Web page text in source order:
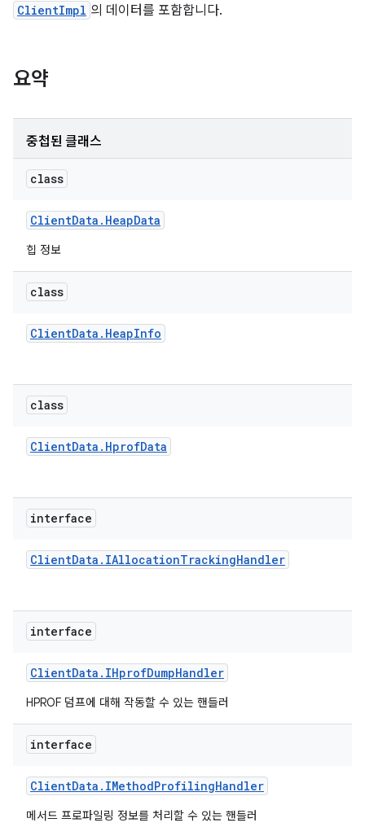
ClientImpl 의 데이터를 포함합니다.
요약
중첩된 클래스
class
ClientData . HeapData
힙 정보
class
ClientData . HeapInfo
class
ClientData . HprofData
interface
ClientData . IAllocationTrackingHandler
interface
ClientData . IHprofDumpHandler
HPROF 덤프에 대해 작동할 수 있는 핸들러
interface
ClientData . IMethodProfilingHandler
메서드 프로파일링 정보를 처리할 수 있는 핸들러